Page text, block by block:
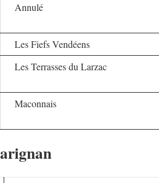
Annulé
Les Fiefs Vendéens
Les Terrasses du Larzac
Maconnais